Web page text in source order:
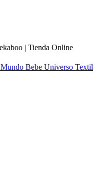
Mundo Bebe Universo Textil